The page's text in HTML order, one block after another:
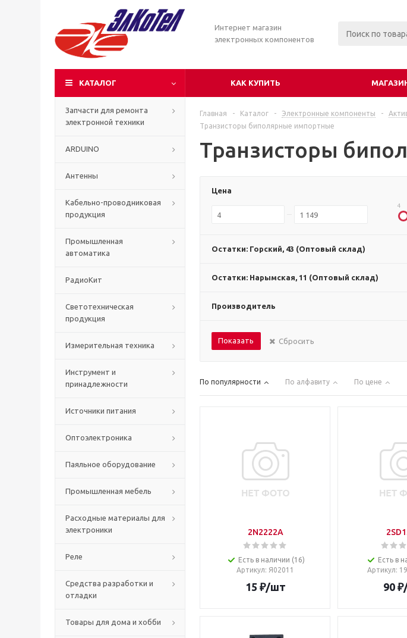
Интернет магазин
электронных компонентов
КАТАЛОГ КАК КУПИТЬ
Запчасти для ремонта
электронной техники
ARDUINO
Антенны
Кабельно-проводниковая
продукция
Промышленная
автоматика
РадиоКит
Светотехническая
продукция
Измерительная техника
Инструмент и
принадлежности
Источники питания
Оптоэлектроника
Паяльное оборудование
Промышленная мебель
Расходные материалы для
электроники
Реле
Средства разработки и
отладки
Товары для дома и хобби
Главная - Каталог - Электронные компоненты -
Транзисторы биполярные импортные
Транзисторы
Цена
4
Остатки: Горский, 43 (Оптовый склад)
Остатки: Нарымская, 11 (Оптовый склад)
Производитель
Показать Сбросить
По популярности По алфавиту По цене
2N2222A
Есть в наличии (16)
Артикул: Я02011
15 ₽/шт
Есть в
Артикул:
90₽